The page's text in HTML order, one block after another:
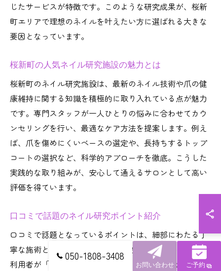
じたサービスが特徴です。このような研究成果が、桜新
町エリアで理想のネイルを叶えたい方に選ばれる大きな
要因となっています。
桜新町の人気ネイル研究施設の魅力とは
桜新町のネイル研究施設は、最新のネイル技術や爪の健
康維持に関する知識を積極的に取り入れている点が魅力
です。専門スタッフが一人ひとりの悩みに合わせてカウ
ンセリングを行い、最適なケア方法を提案します。例え
ば、爪を傷めにくいベースの選定や、長持ちするトップ
コートの選択など、科学的アプローチを徹底。こうした
実践的な取り組みが、安心して通えるサロンとして高い
評価を得ています。
口コミで話題のネイル研究ポイント紹介
口コミで話題となっているポイントは、細部にわたる丁
寧な施術と、仕上がりの持ちの良さです。実際に多くの
利用者が「爪が傷みにくくなった」「デザインが長持ち
050-1808-3408
お問い合わせ ご予約